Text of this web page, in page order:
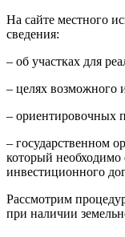
На сайте местного
сведения:
– об участках для
– целях возможного
– ориентировочных
– государственном
который необходимо
инвестиционного
Рассмотрим
при наличии